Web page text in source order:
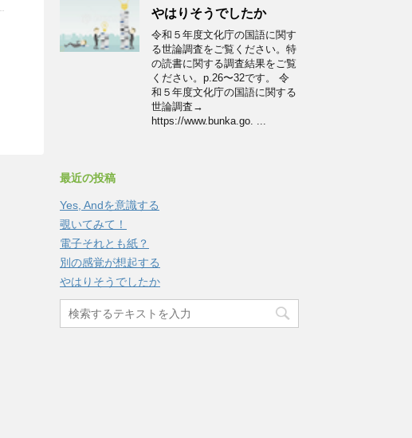
やはりそうでしたか
令和５年度文化庁の国語に関す
る世論調査をご覧ください。特
の読書に関する調査結果をご覧
ください。p.26〜32です。 令
和５年度文化庁の国語に関する
世論調査→
https://www.bunka.go. ...
最近の投稿
Yes, Andを意識する
覗いてみて！
電子それとも紙？
別の感覚が想起する
やはりそうでしたか